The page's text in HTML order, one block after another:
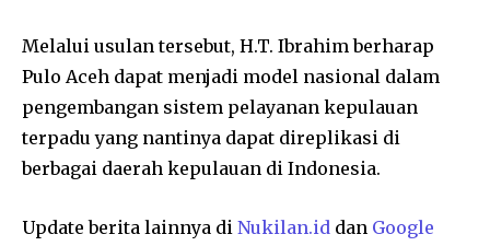
Melalui usulan tersebut, H.T. Ibrahim berharap
Pulo Aceh dapat menjadi model nasional dalam
pengembangan sistem pelayanan kepulauan
terpadu yang nantinya dapat direplikasi di
berbagai daerah kepulauan di Indonesia.
Update berita lainnya di Nukilan.id dan Google